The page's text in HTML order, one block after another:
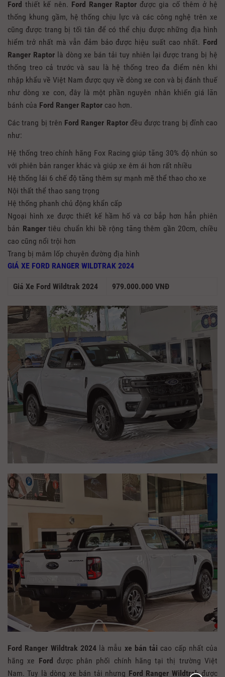
Ford thiết kế nên. Ford Ranger Raptor được gia cố thêm ở hệ
thống khung gầm, hệ thống chịu lực và các công nghệ trên xe
cũng được trang bị tối tân để có thể chịu được những địa hình
hiểm trở nhất mà vẫn đảm bảo được hiệu suất cao nhất. Ford
Ranger Raptorlà dòng xe bán tải tuy nhiên lại được trang bị hệ
thống treo cả trước và sau là hệ thống treo đa điểm nên khi
nhập khẩu về Việt Nam được quy về dòng xe con và bị đánh thuế
như dòng xe con, đây là một phần nguyên nhân khiến giá lăn
bánh của Ford Ranger Raptor cao hơn.
Các trang bị trên Ford Ranger Raptorđều được trang bị đỉnh cao
như:
Hệ thống treo chính hãng Fox Racing giúp tăng 30% độ nhún so
với phiên bản ranger khác và giúp xe êm ái hơn rất nhiều
Hệ thống lái 6 chế độ tăng thêm sự mạnh mẽ thể thao cho xe
Nội thất thể thao sang trọng
Hệ thống phanh chủ động khẩn cấp
Ngoại hình xe được thiết kế hầm hố và cơ bắp hơn hẳn phiên
bản Rangertiêu chuẩn khi bề rộng tăng thêm gần 20cm, chiều
cao cũng nổi trội hơn
Trang bị mâm lốp chuyên đường địa hình
GIÁ XE FORD RANGER WILDTRAK 2024
Giá Xe Ford Wildtrak 2024 979.000.000 VNĐ
Ford Ranger Wildtrak 2024là mẫu xe bán tải cao cấp nhất của
hãng xe Ford được phân phối chính hãng tại thị trường Việt
Nam. Tuy là dòng xe bán tải nhưng Ford Ranger Wildtrakđược